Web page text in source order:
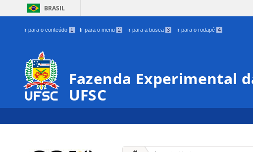
BRASIL
Ir para o conteúdo 1 Ir para o menu 2 Ir para a busca 3 Ir para o rodapé 4
Fazenda Experimental
UFSC